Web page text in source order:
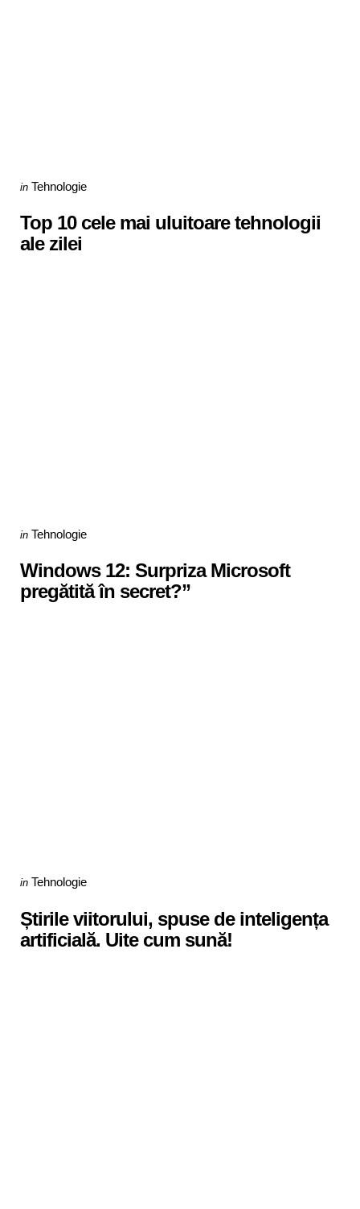
Categories
Posted
in Tehnologie
Top 10 cele mai uluitoare tehnologii
ale zilei
Categories
Posted
in Tehnologie
Windows 12: Surpriza Microsoft
pregătită în secret?”
Categories
Posted
in Tehnologie
Știrile viitorului, spuse de inteligența
artificială. Uite cum sună!